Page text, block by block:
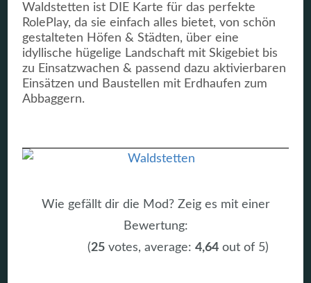
Waldstetten ist DIE Karte für das perfekte
RolePlay, da sie einfach alles bietet, von schön
gestalteten Höfen & Städten, über eine
idyllische hügelige Landschaft mit Skigebiet bis
zu Einsatzwachen & passend dazu aktivierbaren
Einsätzen und Baustellen mit Erdhaufen zum
Abbaggern.
Wie gefällt dir die Mod? Zeig es mit einer
Bewertung:
(25 votes, average: 4,64 out of 5)